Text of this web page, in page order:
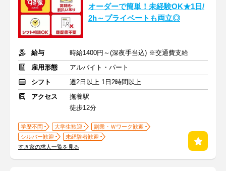
オーダーで簡単！未経験OK★1日/
2h～プライベートも両立◎
給与
時給1400円～(深夜手当込) ※交通費支給
雇用形態
アルバイト・パート
シフト
週2日以上 1日2時間以上
アクセス
撫養駅
徒歩12分
学歴不問 大学生歓迎
副業・Ｗワーク歓迎
シルバー歓迎
未経験者歓迎
すき家の求人一覧を見る